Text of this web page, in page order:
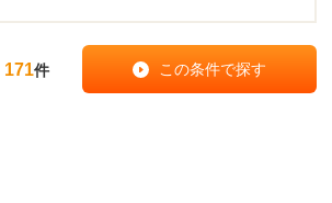
171件